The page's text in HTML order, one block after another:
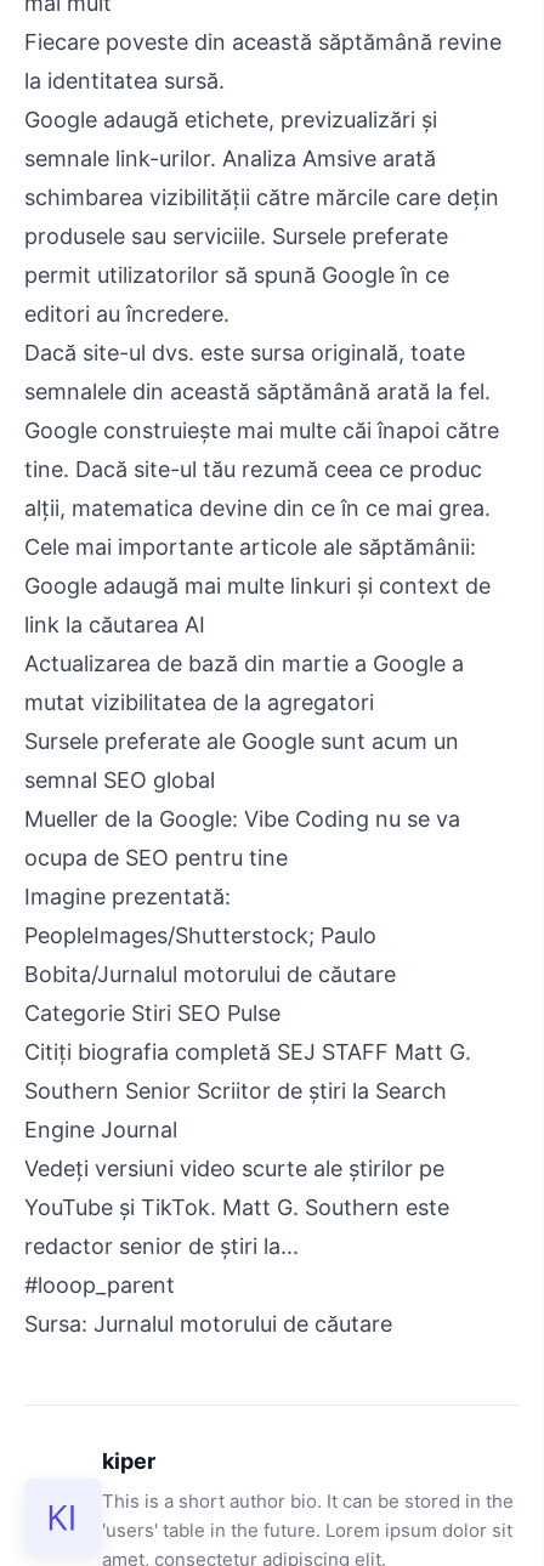
Fiecare poveste din această săptămână revine
la identitatea sursă.
Google adaugă etichete, previzualizări și
semnale link-urilor. Analiza Amsive arată
schimbarea vizibilității către mărcile care dețin
produsele sau serviciile. Sursele preferate
permit utilizatorilor să spună Google în ce
editori au încredere.
Dacă site-ul dvs. este sursa originală, toate
semnalele din această săptămână arată la fel.
Google construiește mai multe căi înapoi către
tine. Dacă site-ul tău rezumă ceea ce produc
alții, matematica devine din ce în ce mai grea.
Cele mai importante articole ale săptămânii:
Google adaugă mai multe linkuri și context de
link la căutarea AI
Actualizarea de bază din martie a Google a
mutat vizibilitatea de la agregatori
Sursele preferate ale Google sunt acum un
semnal SEO global
Mueller de la Google: Vibe Coding nu se va
ocupa de SEO pentru tine
Imagine prezentată:
PeopleImages/Shutterstock; Paulo
Bobita/Jurnalul motorului de căutare
Categorie Stiri SEO Pulse
Citiți biografia completă SEJ STAFF Matt G.
Southern Senior Scriitor de știri la Search
Engine Journal
Vedeți versiuni video scurte ale știrilor pe
YouTube și TikTok. Matt G. Southern este
redactor senior de știri la...
#looop_parent
Sursa: Jurnalul motorului de căutare
kiper
This is a short author bio. It can be stored in the
'users' table in the future. Lorem ipsum dolor sit
amet, consectetur adipiscing elit.